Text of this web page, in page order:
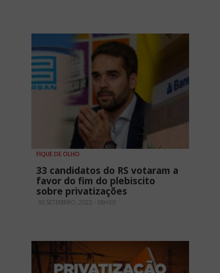
FIQUE DE OLHO
33 candidatos do RS votaram a
favor do fim do plebiscito
sobre privatizações
30 SETEMBRO, 2022 - 08H30